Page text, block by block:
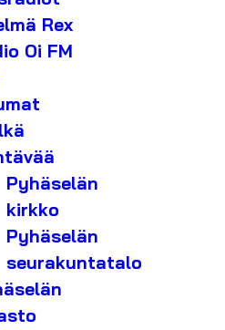
Rex
Oi FM
Pyhäselän
kirkko
Pyhäselän
seurakuntatalo